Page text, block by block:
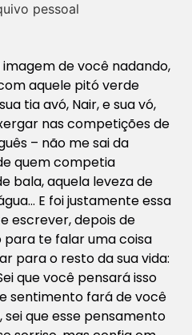
pessoal
de você nadando,
aquele pitó verde
tia avó, Nair, e sua vó,
nas competições de
– não me sai da
quem competia
bala, aquela leveza de
E foi justamente essa
escrever, depois de
para te falar uma coisa
para o resto da sua vida:
que você pensará isso
sentimento fará de você
que esse pensamento